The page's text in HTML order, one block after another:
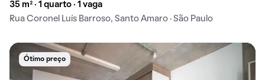
35 m² · 1 quarto · 1 vaga
Rua Coronel Luís Barroso, Santo Amaro · São Paulo
Ótimo preço